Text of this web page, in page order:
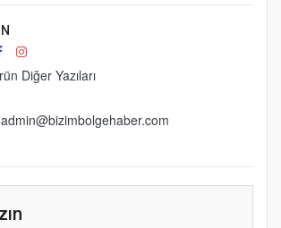
Diğer Yazıları